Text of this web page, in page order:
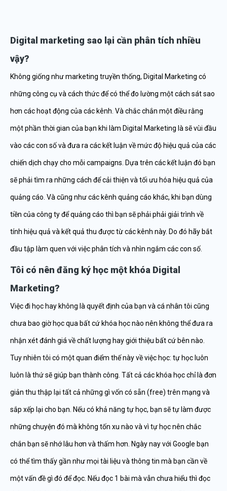
Digital marketing sao lại cần phân tích nhiều
vậy?
Không giống như marketing truyền thống, Digital Marketing có
những công cụ và cách thức để có thể đo lường một cách sát sao
hơn các hoạt động của các kênh. Và chắc chắn một điều rằng
một phần thời gian của bạn khi làm Digital Marketing là sẽ vùi đầu
vào các con số và đưa ra các kết luận về mức độ hiệu quả của các
chiến dịch chạy cho mỗi campaigns. Dựa trên các kết luận đó bạn
sẽ phải tìm ra những cách để cải thiện và tối ưu hóa hiệu quả của
quảng cáo. Và cũng như các kênh quảng cáo khác, khi bạn dùng
tiền của công ty để quảng cáo thì bạn sẽ phải phải giải trình về
tính hiệu quả và kết quả thu được từ các kênh này. Do đó hãy bắt
đầu tập làm quen với việc phân tích và nhìn ngắm các con số.
Tôi có nên đăng ký học một khóa Digital
Marketing?
Việc đi học hay không là quyết định của bạn và cá nhân tôi cũng
chưa bao giờ học qua bất cứ khóa học nào nên không thể đưa ra
nhận xét đánh giá về chất lượng hay giới thiệu bất cứ bên nào.
Tuy nhiên tôi có một quan điểm thế này về việc học: tự học luôn
luôn là thứ sẽ giúp bạn thành công. Tất cả các khóa học chỉ là đơn
giản thu thập lại tất cả những gì vốn có sẵn (free) trên mạng và
sắp xếp lại cho bạn. Nếu có khả năng tự học, bạn sẽ tự làm được
những chuyện đó mà không tốn xu nào và vì tự học nên chắc
chắn bạn sẽ nhớ lâu hơn và thấm hơn. Ngày nay với Google bạn
có thể tìm thấy gần như mọi tài liệu và thông tin mà bạn cần về
một vấn đề gì đó để đọc. Nếu đọc 1 bài mà vẫn chưa hiểu thì đọc